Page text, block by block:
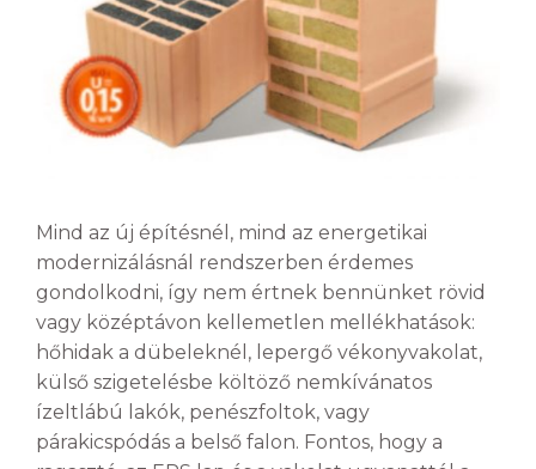
Mind az új építésnél, mind az energetikai
modernizálásnál rendszerben érdemes
gondolkodni, így nem értnek bennünket rövid
vagy középtávon kellemetlen mellékhatások:
hőhidak a dübeleknél, lepergő vékonyvakolat,
külső szigetelésbe költöző nemkívánatos
ízeltlábú lakók, penészfoltok, vagy
párakicspódás a belső falon. Fontos, hogy a